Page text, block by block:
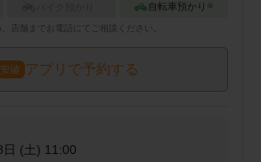
自転車預かり ※
、店舗までお電話にてご相談ください。
値 アプリで予約する
日 (土) 11:00